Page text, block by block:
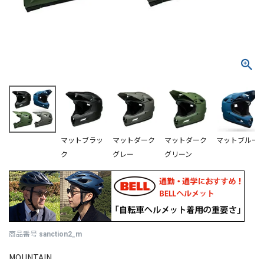
マットブラッ
ク
マットダーク
グレー
マットダーク
グリーン
マットブルー
商品番号 sanction2_m